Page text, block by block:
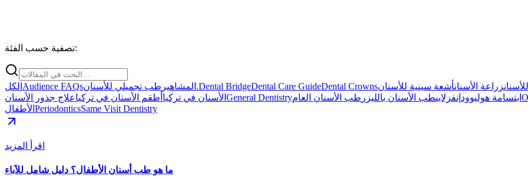
تصفية حسب الفئة:
الكل Audience FAQs المشاهير طب تجميلي للأسنان.Dental BridgeDental Care GuideDental Crowns زراعة الأسنانأشعة سينية للأسنان
الأسنان في تركيا أطقم الأسنان في تركياعلاج جذور الأسنان General Dentistry ابتسامة هوليوود إنفزلاينطب الأسنان بالليزر طب الأسنان العام
الأطفال PeriodonticsSame Visit Dentistry
اقرأ المزيد
ما هو طب أسنان الأطفال؟ دليل شامل للآباء